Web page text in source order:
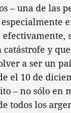
– una de las
especialmente
efectivamente,
y
a ser un
el 10 de
– no sólo en
todos los